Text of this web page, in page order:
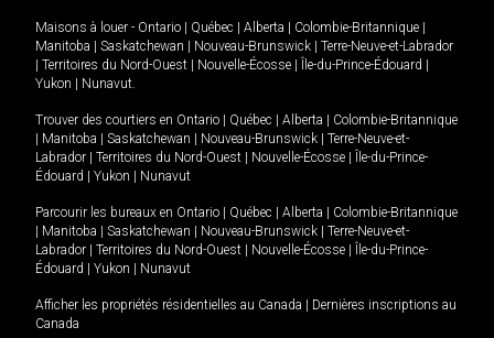
Maisons à louer - Ontario Québec Alberta Colombie-Britannique
Manitoba
Saskatchewan Nouveau-Brunswick
Terre-Neuve-et-Labrador
Territoires du Nord-Ouest Nouvelle-Écosse Île-du-Prince-Édouard
Yukon
Nunavut.
Trouver des courtiers en Ontario Québec Alberta
Colombie-Britannique
Manitoba Saskatchewan Nouveau-Brunswick
Terre-Neuve-et-
Labrador
Territoires du Nord-Ouest Nouvelle-Écosse
Île-du-Prince-
Édouard
Yukon Nunavut
Parcourir les bureaux en Ontario Québec Alberta
Colombie-Britannique
Manitoba Saskatchewan Nouveau-Brunswick
Terre-Neuve-et-
Labrador
Territoires du Nord-Ouest Nouvelle-Écosse
Île-du-Prince-
Édouard
Yukon Nunavut
Afficher les propriétés résidentielles au Canada
Dernières inscriptions au
Canada